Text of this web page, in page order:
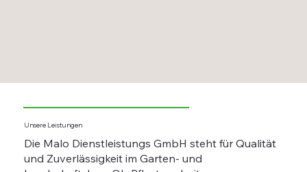
Unsere Leistungen
Die Malo Dienstleistungs GmbH steht für Qualität
und Zuverlässigkeit im Garten- und